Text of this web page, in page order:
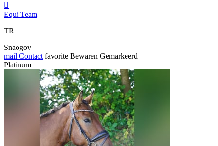

Equi Team
TR
Snaogov
mail Contact favorite Bewaren Gemarkeerd
Platinum